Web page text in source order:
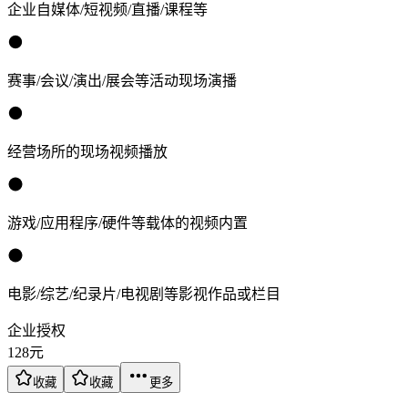
企业自媒体/短视频/直播/课程等
赛事/会议/演出/展会等活动现场演播
经营场所的现场视频播放
游戏/应用程序/硬件等载体的视频内置
电影/综艺/纪录片/电视剧等影视作品或栏目
企业授权
128元
收藏 收藏 更多